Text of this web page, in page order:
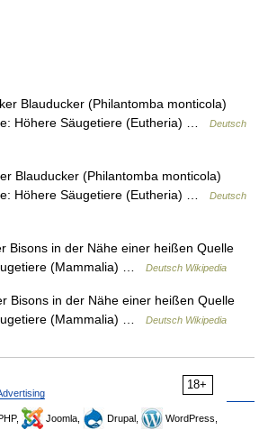
Blauducker (Philantomba monticola)
Höhere Säugetiere (Eutheria) …
Deutsch
Blauducker (Philantomba monticola)
Höhere Säugetiere (Eutheria) …
Deutsch
Bisons in der Nähe einer heißen Quelle
(Mammalia) …
Deutsch Wikipedia
Bisons in der Nähe einer heißen Quelle
(Mammalia) …
Deutsch Wikipedia
18+
Joomla, Drupal,
WordPress,